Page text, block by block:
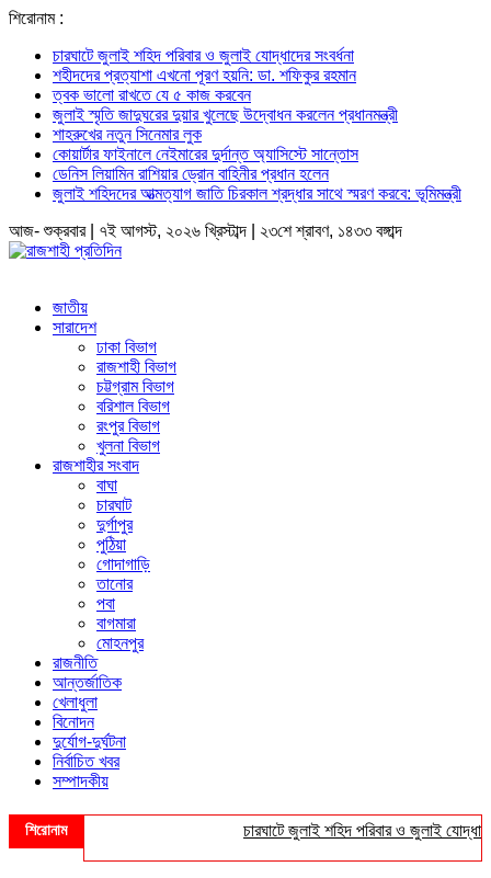
শিরোনাম :
চারঘাটে জুলাই শহিদ পরিবার ও জুলাই যোদ্ধাদের সংবর্ধনা
শহীদদের প্রত্যাশা এখনো পূরণ হয়নি: ডা. শফিকুর রহমান
ত্বক ভালো রাখতে যে ৫ কাজ করবেন
জুলাই স্মৃতি জাদুঘরের দুয়ার খুলেছে উদ্বোধন করলেন প্রধানমন্ত্রী
শাহরুখের নতুন সিনেমার লুক
কোয়ার্টার ফাইনালে নেইমারের দুর্দান্ত অ্যাসিস্টে সান্তোস
ডেনিস লিয়ামিন রাশিয়ার ড্রোন বাহিনীর প্রধান হলেন
জুলাই শহিদদের আত্মত্যাগ জাতি চিরকাল শ্রদ্ধার সাথে স্মরণ করবে: ভূমিমন্ত্রী
আজ- শুক্রবার | ৭ই আগস্ট, ২০২৬ খ্রিস্টাব্দ | ২৩শে শ্রাবণ, ১৪৩৩ বঙ্গাব্দ
জাতীয়
সারাদেশ
ঢাকা বিভাগ
রাজশাহী বিভাগ
চট্টগ্রাম বিভাগ
বরিশাল বিভাগ
রংপুর বিভাগ
খুলনা বিভাগ
রাজশাহীর সংবাদ
বাঘা
চারঘাট
দুর্গাপুর
পুঠিয়া
গোদাগাড়ি
তানোর
পবা
বাগমারা
মোহনপুর
রাজনীতি
আন্তর্জাতিক
খেলাধুলা
বিনোদন
দুর্যোগ-দুর্ঘটনা
নির্বাচিত খবর
সম্পাদকীয়
শিরোনাম চারঘাটে জুলাই শহিদ পরিবার ও জুলাই যোদ্ধাদের